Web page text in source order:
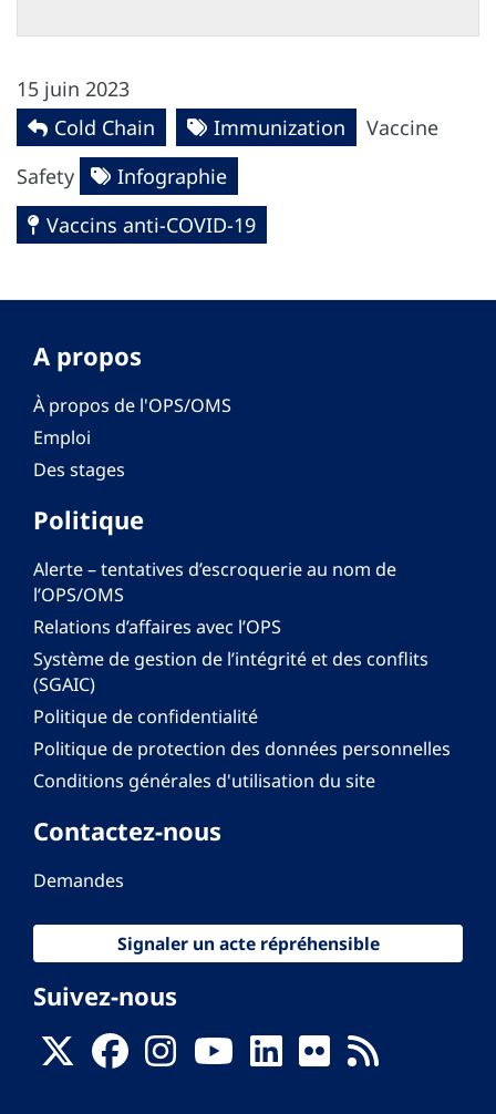
15 juin 2023
Cold Chain
Immunization
Vaccine
Safety
Infographie
Vaccins anti-COVID-19
A propos
À propos de l'OPS/OMS
Emploi
Des stages
Politique
Alerte – tentatives d’escroquerie au nom de
l’OPS/OMS
Relations d’affaires avec l’OPS
Système de gestion de l’intégrité et des conflits
(SGAIC)
Politique de confidentialité
Politique de protection des données personnelles
Conditions générales d'utilisation du site
Contactez-nous
Demandes
Signaler un acte répréhensible
Suivez-nous